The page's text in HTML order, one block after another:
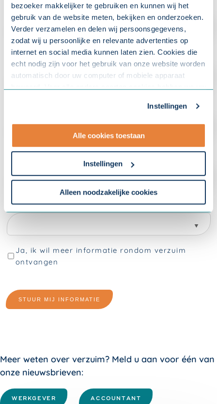
bezoeker makkelijker te gebruiken en kunnen wij het
gebruik van de website meten, bekijken en onderzoeken.
Verder verzamelen en delen wij persoonsgegevens,
zodat wij u persoonlijke en relevante advertenties op
internet en social media kunnen laten zien. Cookies die
echt nodig zijn voor het gebruik van onze website worden
automatisch door uw computer of mobiele apparaat
aanpassen. Met uw toestemming delen wij uw gegevens
- Lees hier onzeprivacyverklaringen onze
Om uw toestemmingsvoorkeur te wijzigen, klikt u op
Instellingen
Alle cookies toestaan
Instellingen
Alleen noodzakelijke cookies
Meer weten over verzuim? Meld u aan voor één van
onze nieuwsbrieven:
WERKGEVER ACCOUNTANT